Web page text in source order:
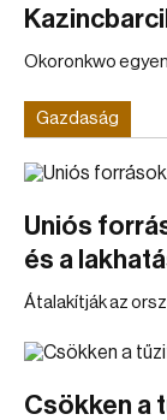
Okoronkwo
Gazdaság
Uniós
és a
Átalakítják az
Csökken a